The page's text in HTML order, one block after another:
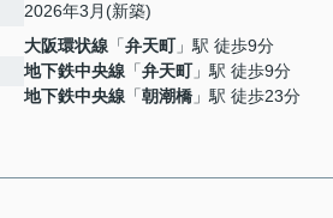
2026年3月(新築)
大阪環状線 「弁天町」駅 徒歩9分
地下鉄中央線 「弁天町」駅 徒歩9分
地下鉄中央線 「朝潮橋 」駅 徒歩23分